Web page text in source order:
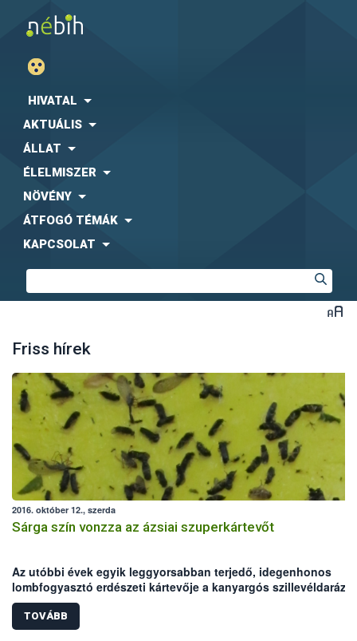
HIVATAL
AKTUÁLIS
ÁLLAT
ÉLELMISZER
NÖVÉNY
ÁTFOGÓ TÉMÁK
KAPCSOLAT
Friss hírek
2016. október 12., szerda
Sárga szín vonzza az ázsiai szuperkártevőt
Az utóbbi évek egyik leggyorsabban terjedő, idegenhonos
lombfogyasztó erdészeti kártevője a kanyargós szillevéldarázs.
Olyannyira váratlanul tűnt fel a tarrágások révén Európa egyes
szilállományaiban, hogy angol és magyar elnevezésünk is csak
2010 óta van rá.
TOVÁBB